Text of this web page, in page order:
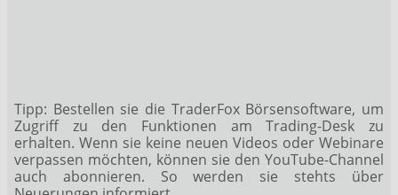
Tipp: Bestellen sie die TraderFox Börsensoftware, um
Zugriff zu den Funktionen am Trading-Desk zu
erhalten. Wenn sie keine neuen Videos oder Webinare
verpassen möchten, können sie den YouTube-Channel
auch abonnieren. So werden sie stehts über